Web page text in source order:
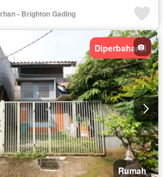
- Brighton Gading
Diperbaharui
Rumah